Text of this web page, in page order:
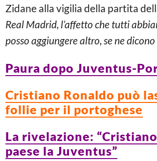
Zidane alla vigilia della partita
Real Madrid, l’affetto che tutti
posso aggiungere altro, se ne
Paura dopo Juventus-
Cristiano Ronaldo può
follie per il portoghese
La rivelazione:
paese la Juventus”